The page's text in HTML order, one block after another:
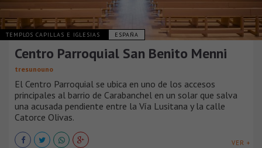
TEMPLOS CAPILLAS E IGLESIAS ESPAÑA
Centro Parroquial San Benito Menni
tresunouno
El Centro Parroquial se ubica en uno de los accesos
principales al barrio de Carabanchel en un solar que salva
una acusada pendiente entre la Vía Lusitana y la calle
Catorce Olivas.
VER +